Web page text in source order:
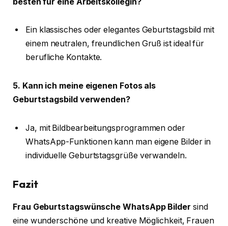
Ein klassisches oder elegantes Geburtstagsbild mit
einem neutralen, freundlichen Gruß ist ideal für
berufliche Kontakte.
5. Kann ich meine eigenen Fotos als
Geburtstagsbild verwenden?
Ja, mit Bildbearbeitungsprogrammen oder
WhatsApp-Funktionen kann man eigene Bilder in
individuelle Geburtstagsgrüße verwandeln.
Fazit
Frau Geburtstagswünsche WhatsApp Bilder sind
eine wunderschöne und kreative Möglichkeit, Frauen